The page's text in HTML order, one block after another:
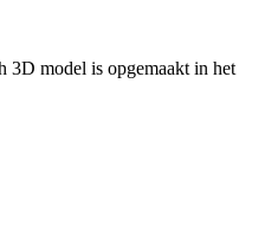
3D model is opgemaakt in het